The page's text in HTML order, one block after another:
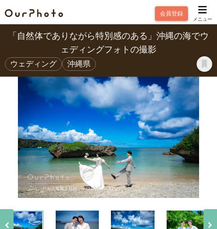
会員登録
メニュー
「自然体でありながら特別感のある」沖縄の海でウ
ェディングフォトの撮影
ウェディング 沖縄県